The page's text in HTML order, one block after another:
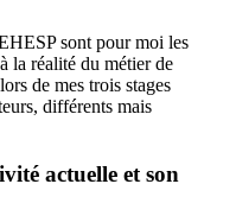
sont pour moi les
la réalité du métier de
de mes trois stages
différents mais
actuelle et son